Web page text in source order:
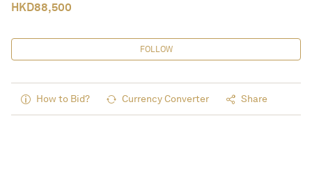
HKD88,500
FOLLOW
How to Bid? Currency Converter Share